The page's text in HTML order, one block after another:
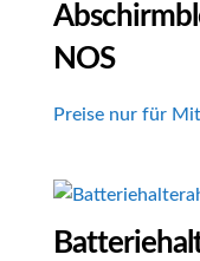
NOS
Preise nur für